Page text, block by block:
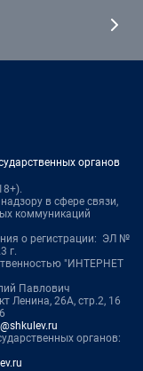
органов
в сфере связи,
коммуникаций
о регистрации: ЭЛ №
г.
"ИНТЕРНЕТ
Павлович
Ленина, 26А, стр.2, 16
органов: